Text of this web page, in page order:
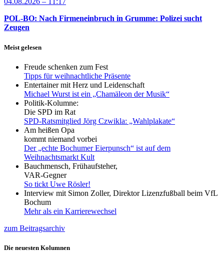
POL-BO: Nach Firmeneinbruch in Grumme: Polizei sucht
Zeugen
Meist gelesen
Freude schenken zum Fest
Tipps für weihnachtliche Präsente
Entertainer mit Herz und Leidenschaft
Michael Wurst ist ein „Chamäleon der Musik“
Politik-Kolumne:
Die SPD im Rat
SPD-Ratsmitglied Jörg Czwikla: „Wahlplakate“
Am heißen Opa
kommt niemand vorbei
Der „echte Bochumer Eierpunsch“ ist auf dem
Weihnachtsmarkt Kult
Bauchmensch, Frühaufsteher,
VAR-Gegner
So tickt Uwe Rösler!
Interview mit Simon Zoller, Direktor Lizenzfußball beim VfL
Bochum
Mehr als ein Karrierewechsel
zum Beitragsarchiv
Die neuesten Kolumnen